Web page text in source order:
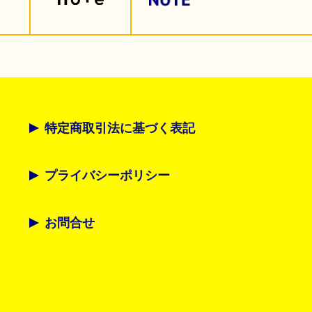
特定商取引法に基づく表記
プライバシーポリシー
お問合せ